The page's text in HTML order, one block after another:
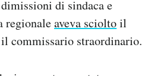
di sindaca e
regionaleaveva scioltoil
commissario straordinario.